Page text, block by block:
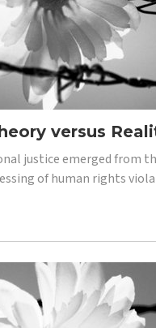
versus
justice emerged
of human rights